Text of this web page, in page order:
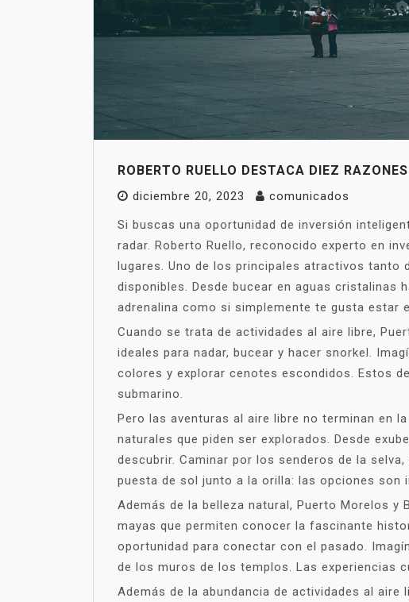
ROBERTO RUELLO DESTACA DIEZ
diciembre 20, 2023
comunicados
Si buscas una oportunidad de inversión
radar. Roberto Ruello, reconocido experto en
lugares. Uno de los principales atractivos tanto
disponibles. Desde bucear en aguas cristalinas
adrenalina como si simplemente te gusta
Cuando se trata de actividades al aire libre,
ideales para nadar, bucear y hacer snorkel.
colores y explorar cenotes escondidos. Estos
submarino.
Pero las aventuras al aire libre no terminan en
naturales que piden ser explorados. Desde
descubrir. Caminar por los senderos de la
puesta de sol junto a la orilla: las opciones son
Además de la belleza natural, Puerto Morelos
mayas que permiten conocer la fascinante
oportunidad para conectar con el pasado.
de los muros de los templos. Las experiencias
Además de la abundancia de actividades al